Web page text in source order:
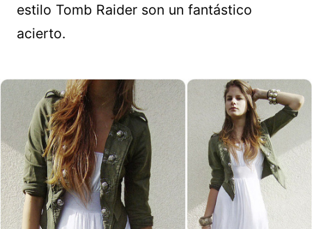
estilo Tomb Raider son un fantástico
acierto.